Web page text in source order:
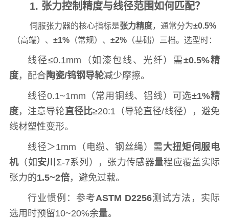
1. 张力控制精度与线径范围如何匹配？
伺服张力器的核心指标是张力精度，通常分为±0.5%
（高端）、 ±1% （常规）、 ±2% （基础）三档。选型时：
线径≤0.1mm（如漆包线、光纤）需±0.5%精
度，配合陶瓷/钨钢导轮减少摩擦。
线径0.1~1mm（常用铜线、铝线）可选±1%精
度，注意导轮直径比≥20:1（导轮直径/线径），避免
线材塑性变形。
线径＞1mm（电缆、钢丝绳）需大扭矩伺服电
机（如安川 Σ-7系列），张力传感器量程应覆盖实际
张力的1.5~2倍，避免过载。
行业惯例：参考ASTM D2256测试方法，实际
选用时预留10~20%余量。